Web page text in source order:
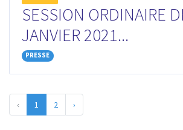
SESSION ORDINAIRE
JANVIER 2021...
PRESSE
‹ 1 2 ›